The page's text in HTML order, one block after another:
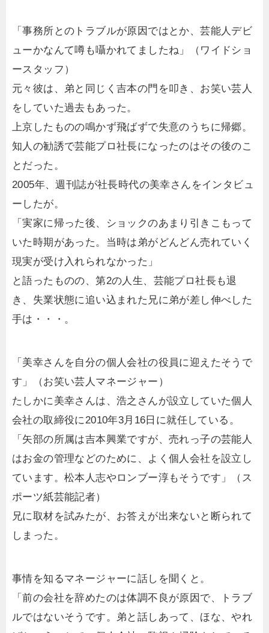
「事務所とのトラブルが原因ではとか、芸能人デビ
ューかなんて噂も囁かれてましたね」（ワイドショ
ースタッフ）
元々彼は、弟と同じく吉本の門を叩き、お笑い芸人
をしていた過去もあった。
上京したものの鳴かず飛ばずで失意のうちに帰郷。
知人の勧誘で芸能プロ社長になったのはその後のこ
とだった。
2005年、週刊誌が社長時代の美幸さんをインタビュ
ーしたが。
「実家に帰った後、ショックのあまり引きこもって
いた時期があった。当時は弟がどんどん売れていく
現実が受け入れられなかった」
と語ったものの、第2の人生、芸能プロ社長も退
き、失業状態に追い込まれた兄に弟が差し伸べした
手は・・・。
「美幸さんを自分の個人会社の役員に迎えたそうで
す」（お笑い芸人マネージャー）
たしかに美幸さんは、浩之さんが設立していた個人
会社の取締役に2010年3月16日に就任している。
「矢部の所属は吉本興業ですが、売れっ子の芸能人
はお金の管理などのために、よく個人会社を設立し
ています。松本人志やロンブー淳もそうです」（ス
ポーツ紙芸能記者）
兄に取材を試みたが、お答えが出来ないと断られて
しまった。
事情を知るマネージャーに話しを聞くと。
「前の会社を辞めたのは体調不良が原因で、トラブ
ルではないそうです。弟と話しあって、ほな、やれ